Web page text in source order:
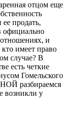
отцом еще
продать,
официально
и
имеет право
случае? В
есть четкие
Гомельского
разбираемся
возникли у